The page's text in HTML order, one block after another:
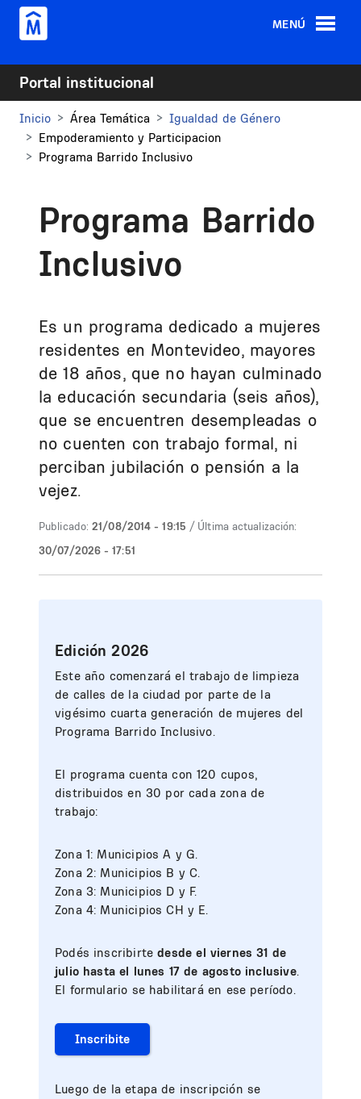
Pasar al contenido principal
MENÚ
Portal institucional
Inicio Área Temática
Igualdad de Género
Empoderamiento y Participacion
Programa Barrido Inclusivo
Programa Barrido
Inclusivo
Es un programa dedicado a mujeres
residentes en Montevideo, mayores
de 18 años, que no hayan culminado
la educación secundaria (seis años),
que se encuentren desempleadas o
no cuenten con trabajo formal, ni
perciban jubilación o pensión a la
vejez.
Publicado: 21/08/2014 - 19:15 / Última actualización:
30/07/2026 - 17:51
Edición 2026
Este año comenzará el trabajo de limpieza
de calles de la ciudad por parte de la
vigésimo cuarta generación de mujeres del
Programa Barrido Inclusivo.
El programa cuenta con 120 cupos,
distribuidos en 30 por cada zona de
trabajo:
Zona 1: Municipios A y G.
Zona 2: Municipios B y C.
Zona 3: Municipios D y F.
Zona 4: Municipios CH y E.
Podés inscribirtedesde el viernes 31 de
julio hasta el lunes 17 de agosto inclusive.
El formulario se habilitará en ese período.
Inscribite
Luego de la etapa de inscripción se